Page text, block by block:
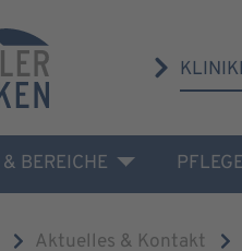
BEREICHE
Aktuelles & Kontakt